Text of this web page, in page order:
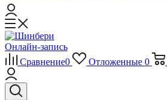
Онлайн-запись
Сравнение0 Отложенные 0